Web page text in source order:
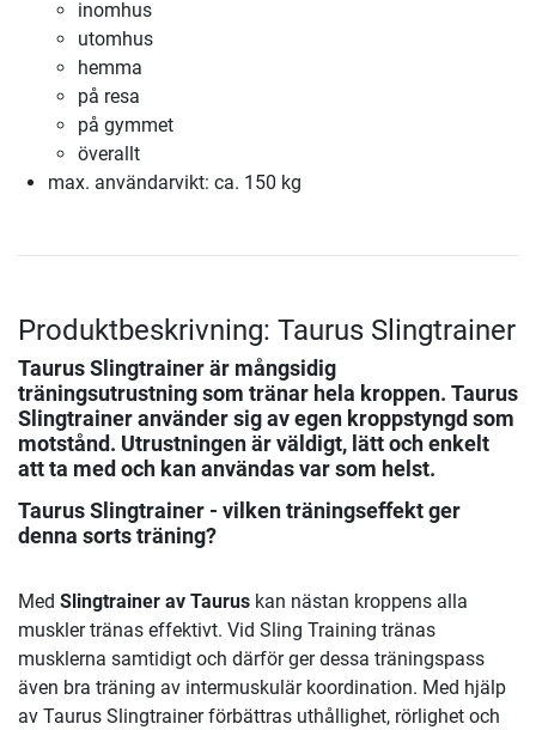
inomhus
utomhus
hemma
på resa
på gymmet
överallt
max. användarvikt: ca. 150 kg
Produktbeskrivning: Taurus Slingtrainer
Taurus Slingtrainer är mångsidig
träningsutrustning som tränar hela kroppen. Taurus
Slingtrainer använder sig av egen kroppstyngd som
motstånd. Utrustningen är väldigt, lätt och enkelt
att ta med och kan användas var som helst.
Taurus Slingtrainer - vilken träningseffekt ger
denna sorts träning?
Med Slingtrainer av Taurus kan nästan kroppens alla
muskler tränas effektivt. Vid Sling Training tränas
musklerna samtidigt och därför ger dessa träningspass
även bra träning av intermuskulär koordination. Med hjälp
av Taurus Slingtrainer förbättras uthållighet, rörlighet och